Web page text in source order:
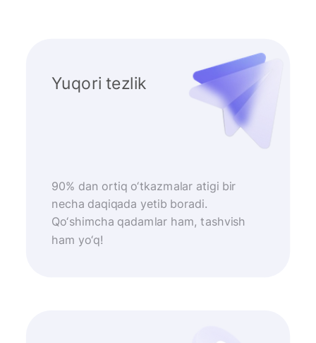
Yuqori tezlik
90% dan ortiq o‘tkazmalar atigi bir
necha daqiqada yetib boradi.
Qo‘shimcha qadamlar ham, tashvish
ham yo‘q!